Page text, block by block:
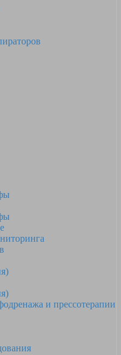
и прессотерапии